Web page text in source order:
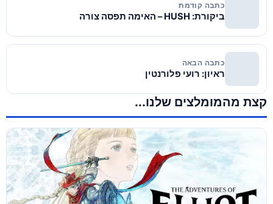
כתבה קודמת
ביקורת: HUSH – האימה תפסה צורה
כתבה הבאה
ראיון: רועי פלורנטין
קצת מהמומלצים שלנו...